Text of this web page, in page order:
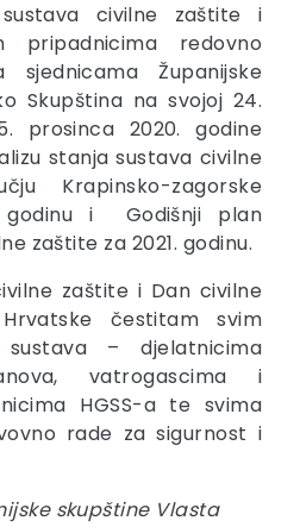
civilne zaštite i
pripadnicima redovno
Županijske
Skupština na svojoj 24.
prosinca 2020. godine
stanja sustava civilne
Krapinsko-zagorske
godinu i Godišnji plan
zaštite za 2021. godinu.
zaštite i Dan civilne
čestitam svim
sustava – djelatnicima
vatrogascima i
HGSS-a te svima
rade za sigurnost i
skupštine Vlasta